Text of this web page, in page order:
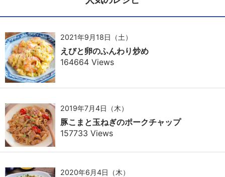
2021年9月18日（土）
えびと卵のふんわり炒め
164664 Views
2019年7月4日（木）
豚こまと玉ねぎのポークチャップ
157733 Views
2020年6月4日（木）